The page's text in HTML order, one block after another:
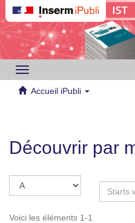
Toggle
navigation
Accueil iPubli
Découvrir par
Voici les éléments 1-1